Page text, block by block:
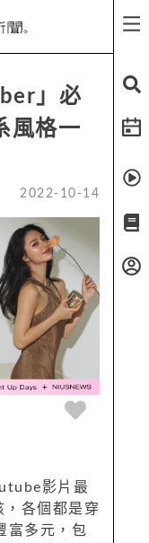
」必
風格一
2022-10-14
影片 最
，各個都是穿
富多元，包